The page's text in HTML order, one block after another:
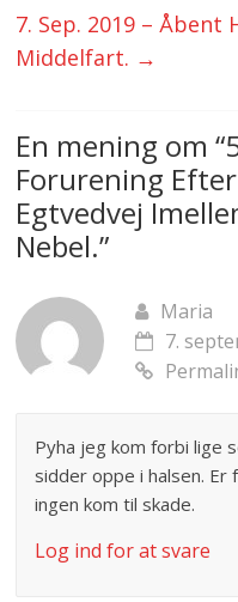
7. Sep. 2019 –
Middelfart. →
En mening om “
Forurening
Egtvedvej
Nebel.”
Maria
7.
Pyha jeg kom forbi lige
sidder oppe i halsen.
ingen kom til skade.
Log ind for at svare